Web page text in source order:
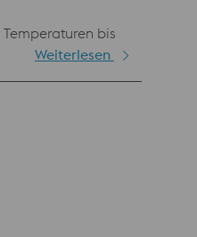
bis
Weiterlesen